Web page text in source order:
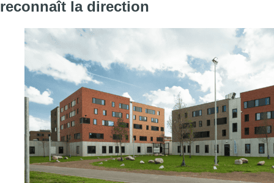
reconnaît la direction